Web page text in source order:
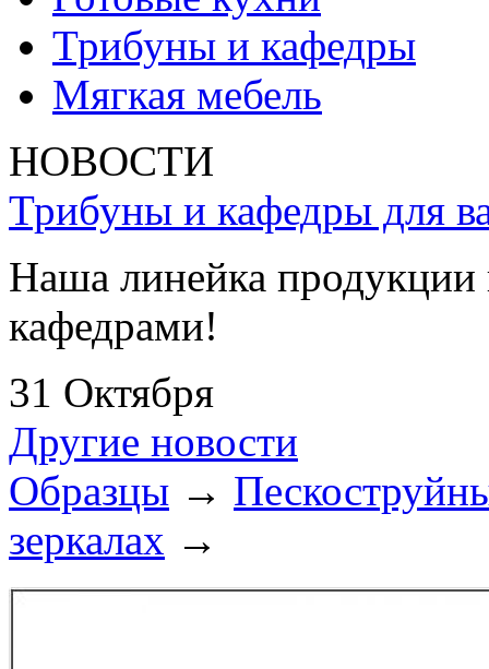
Трибуны и кафедры
Мягкая мебель
НОВОСТИ
Трибуны и кафедры для
Наша линейка
кафедрами!
31 Октября
Другие новости
Образцы →
зеркалах →